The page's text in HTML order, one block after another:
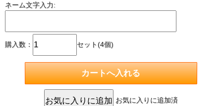
ネーム文字入力:
購入数： セット(4個)
お気に入りに追加済